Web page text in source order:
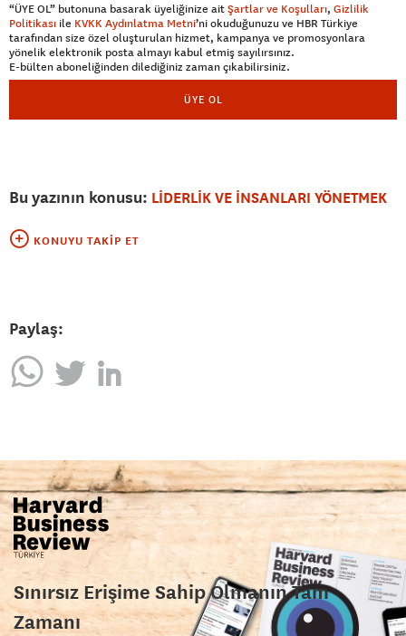
“ÜYE OL” butonuna basarak üyeliğinize aitŞartlar ve Koşulları, Gizlilik
Politikası ile KVKK Aydınlatma Metni’ni okuduğunuzu ve HBR Türkiye
tarafından size özel oluşturulan hizmet, kampanya ve promosyonlara
yönelik elektronik posta almayı kabul etmiş sayılırsınız.
E-bülten aboneliğinden dilediğiniz zaman çıkabilirsiniz.
ÜYE OL
Bu yazının konusu: LİDERLİK VE İNSANLARI YÖNETMEK
KONUYU TAKIP ET
Paylaş:
Sınırsız Erişime Sahip Olmanın Tam
Zamanı